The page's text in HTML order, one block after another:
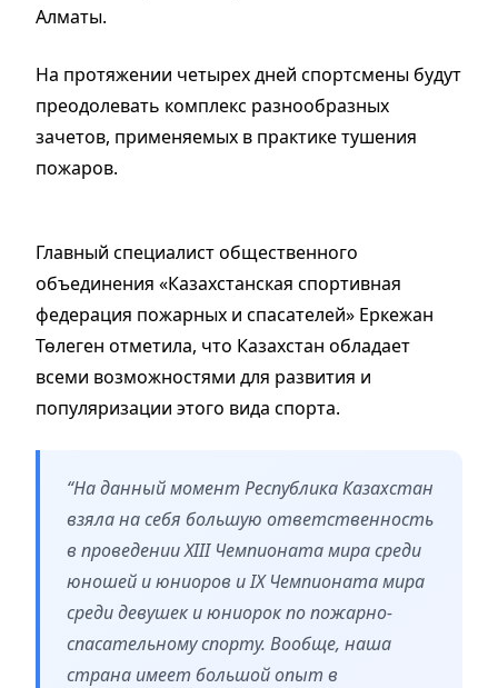
Алматы.
На протяжении четырех дней спортсмены будут
преодолевать комплекс разнообразных
зачетов, применяемых в практике тушения
пожаров.
Главный специалист общественного
объединения «Казахстанская спортивная
федерация пожарных и спасателей» Еркежан
Төлеген отметила, что Казахстан обладает
всеми возможностями для развития и
популяризации этого вида спорта.
“На данный момент Республика Казахстан
взяла на себя большую ответственность
в проведении XIII Чемпионата мира среди
юношей и юниоров и IX Чемпионата мира
среди девушек и юниорок по пожарно-
спасательному спорту. Вообще, наша
страна имеет большой опыт в